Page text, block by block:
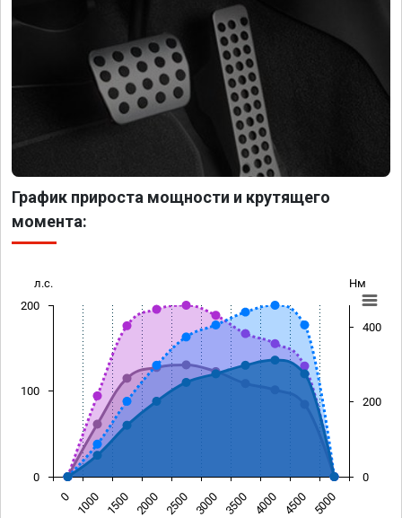
График прироста мощности и крутящего
момента:
л.с. Нм
0 1000 1500 2000 2500 3000 3500 4000 4500 5000
0
100
200
0
200
400